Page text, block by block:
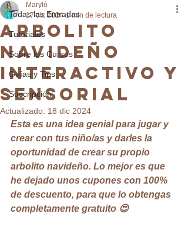
Todas las Entradas
Tutoriales
Sobre los Cursos
Guías y Tips
Suscripción
Arbolito
navideño
interactivo y
sensorial
Maryló
17 dic 2024 1 min de lectura
Actualizado: 18 dic 2024
Esta es una idea genial para jugar y
crear con tus niño/as y darles la
oportunidad de crear su propio
arbolito navideño. Lo mejor es que
he dejado unos cupones con 100%
de descuento, para que lo obtengas
completamente gratuito 😍